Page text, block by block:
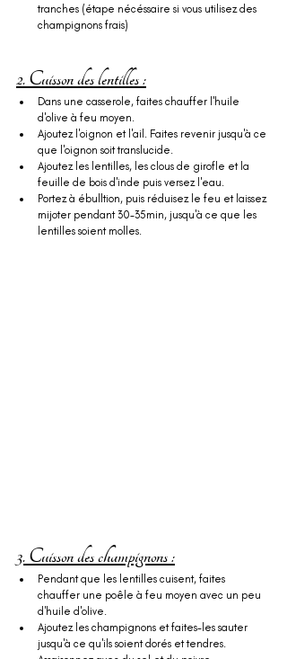
tranches (étape nécéssaire si vous utilisez des
champignons frais)
2. Cuisson des lentilles :
Dans une casserole, faites chauffer l'huile
d'olive à feu moyen.
Ajoutez l'oignon et l'ail. Faites revenir jusqu'à ce
que l'oignon soit translucide.
Ajoutez les lentilles, les clous de girofle et la
feuille de bois d'inde puis versez l'eau.
Portez à ébulltion, puis réduisez le feu et laissez
mijoter pendant 30-35min, jusqu'à ce que les
lentilles soient molles.
3. Cuisson des champignons :
Pendant que les lentilles cuisent, faites
chauffer une poêle à feu moyen avec un peu
d'huile d'olive.
Ajoutez les champignons et faites-les sauter
jusqu'à ce qu'ils soient dorés et tendres.